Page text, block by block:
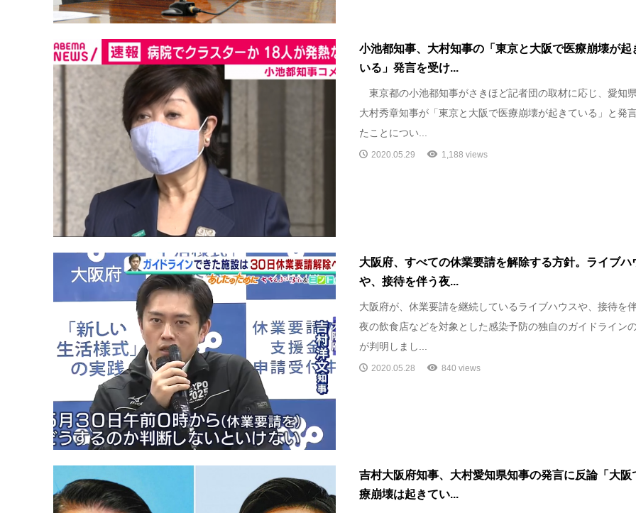
小池都知事、大村知事の「東京と大阪で医療崩壊が起
いる」発言を受け...
東京都の小池都知事がさきほど記者団の取材に応じ、愛知
大村秀章知事が「東京と大阪で医療崩壊が起きている」と発
たことについ...
2020.05.29 1,188 views
大阪府、すべての休業要請を解除する方針。ライブハ
や、接待を伴う夜...
大阪府が、休業要請を継続しているライブハウスや、接待を
夜の飲食店などを対象とした感染予防の独自のガイドライン
が判明しまし...
2020.05.28 840 views
吉村大阪府知事、大村愛知県知事の発言に反論「大阪
療崩壊は起きてい...